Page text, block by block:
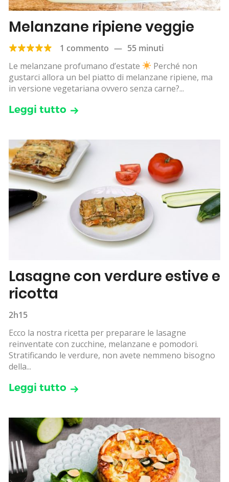
Melanzane ripiene veggie
1 commento — 55 minuti
Le melanzane profumano d’estate
Perché non
gustarci allora un bel piatto di melanzane ripiene, ma
in versione vegetariana ovvero senza carne?...
Leggi tutto
Lasagne con verdure estive e
ricotta
2h15
Ecco la nostra ricetta per preparare le lasagne
reinventate con zucchine, melanzane e pomodori.
Stratificando le verdure, non avete nemmeno bisogno
della...
Leggi tutto